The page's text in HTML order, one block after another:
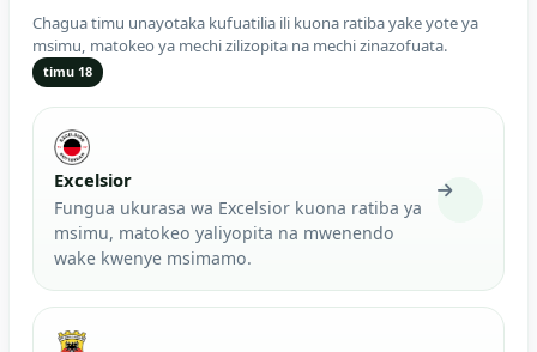
Chagua timu unayotaka kufuatilia ili kuona ratiba yake yote ya
msimu, matokeo ya mechi zilizopita na mechi zinazofuata.
timu 18
Excelsior
Fungua ukurasa wa Excelsior kuona ratiba ya
msimu, matokeo yaliyopita na mwenendo
wake kwenye msimamo.